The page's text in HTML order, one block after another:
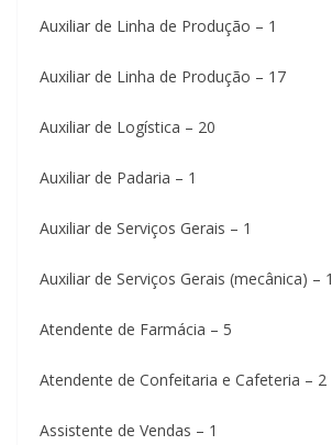
Auxiliar de Linha de Produção – 1
Auxiliar de Linha de Produção – 17
Auxiliar de Logística – 20
Auxiliar de Padaria – 1
Auxiliar de Serviços Gerais – 1
Auxiliar de Serviços Gerais (mecânica) – 1
Atendente de Farmácia – 5
Atendente de Confeitaria e Cafeteria – 2
Assistente de Vendas – 1